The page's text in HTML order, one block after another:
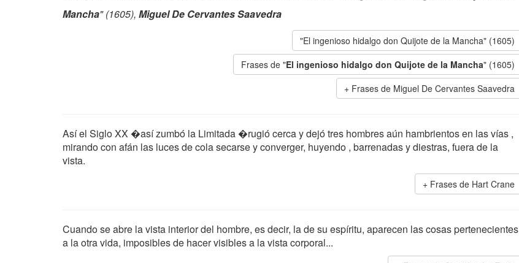
Mancha" (1605), Miguel De Cervantes Saavedra
"El ingenioso hidalgo don Quijote de la Mancha" (1605)
Frases de "El ingenioso hidalgo don Quijote de la Mancha" (1605)
Frases de Miguel De Cervantes Saavedra
Así el Siglo XX �así zumbó la Limitada �rugió cerca y dejó tres hombres aún hambrientos en las vías ,
mirando con afán las luces de cola secarse y converger, huyendo , barrenadas y diestras, fuera de la
vista.
Frases de Hart Crane
Cuando se abre la vista interior del hombre, es decir, la de su espíritu, aparecen las cosas pertenecientes
a la otra vida, imposibles de hacer visibles a la vista corporal...